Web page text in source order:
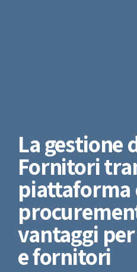
La gestione
Fornitori
piattaforma
vantaggi
e fornitori